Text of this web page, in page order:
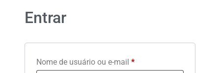
Entrar
Nome de usuário ou e-mail *